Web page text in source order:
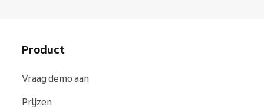
Product
Vraag demo aan
Prijzen